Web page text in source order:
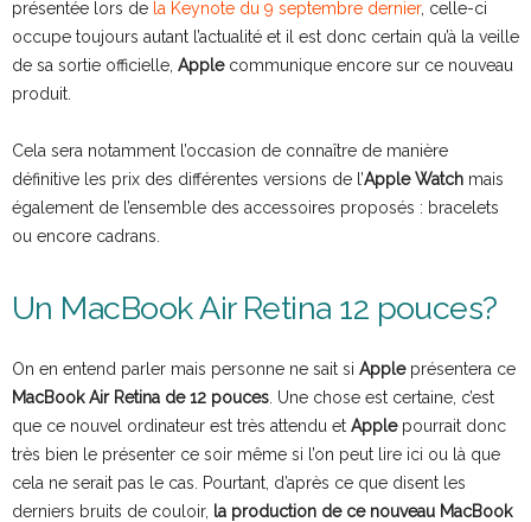
présentée lors de la Keynote du 9 septembre dernier, celle-ci
occupe toujours autant l’actualité et il est donc certain qu’à la veille
de sa sortie officielle, Applecommunique encore sur ce nouveau
produit.
Cela sera notamment l’occasion de connaître de manière
définitive les prix des différentes versions de l’Apple Watch mais
également de l’ensemble des accessoires proposés : bracelets
ou encore cadrans.
Un MacBook Air Retina 12 pouces?
On en entend parler mais personne ne sait si Appleprésentera ce
MacBook Air Retina de 12 pouces . Une chose est certaine, c’est
que ce nouvel ordinateur est très attendu et Applepourrait donc
très bien le présenter ce soir même si l’on peut lire ici ou là que
cela ne serait pas le cas. Pourtant, d’après ce que disent les
derniers bruits de couloir, la production de ce nouveau MacBook